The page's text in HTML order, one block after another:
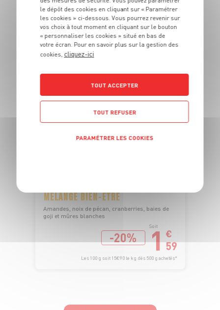
Barquette de poids variable - x2 pavés
5€
50
Les 250 g - Soit 21€99 le kg
MÉLANGE DU MOIS
MÉLANGE BIEN-ÊTRE
Amandes, noix de pécan, cranberries, baies de
goji et mûres blanches
-20%
Soit
1 €
59
Les 100 g soit 15€90 le kg dès 500 g achetés*
le dépôt des cookies en cliquant sur « Paramétrer
les cookies » ci-dessous. Vous pourrez revenir sur
vos choix à tout moment en cliquant sur le bouton
« personnaliser les cookies » situé en bas de
votre écran. Pour en savoir plus sur la gestion des
cookies, cliquez-ici
TOUT ACCEPTER
TOUT REFUSER
PARAMÉTRER LES COOKIES